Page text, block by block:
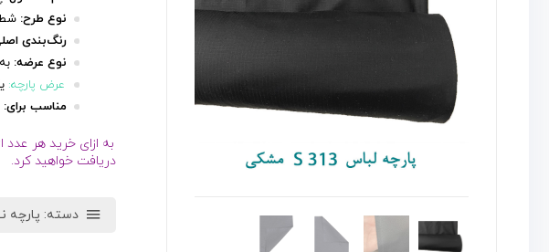
نوع طرح:
رنگ‌بندی
نوع عرضه:
عرض پارچه:
مناسب برای:
دریافت خواهید کرد.
دسته: پارچه